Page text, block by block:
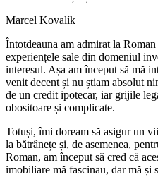
Marcel Kovalík
Întotdeauna am admirat la
experiențele sale din domeniul
interesul. Așa am început să mă
venit decent și nu știam absolut
de un credit ipotecar, iar grijile
obositoare și complicate.
Totuși, îmi doream să asigur un
la bătrânețe și, de asemenea,
Roman, am început să cred că
imobiliare mă fascinau, dar mă și